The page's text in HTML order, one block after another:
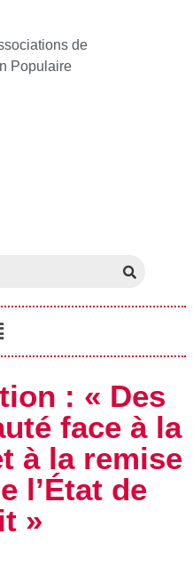
de
Populaire
: « Des
face à la
à la remise
l’État de
»